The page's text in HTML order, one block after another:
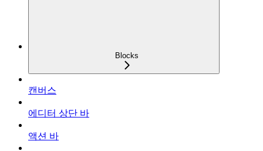
Blocks
캔버스
에디터 상단 바
액션 바